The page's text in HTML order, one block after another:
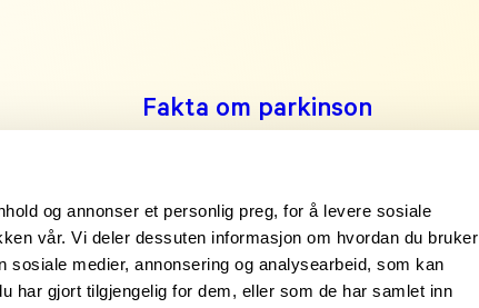
og annonser et personlig preg, for å levere sosiale
vår. Vi deler dessuten informasjon om hvordan du bruker
sosiale medier, annonsering og analysearbeid, som kan
har gjort tilgjengelig for dem, eller som de har samlet inn
Fakta om parkinson
Noen å snakke med?